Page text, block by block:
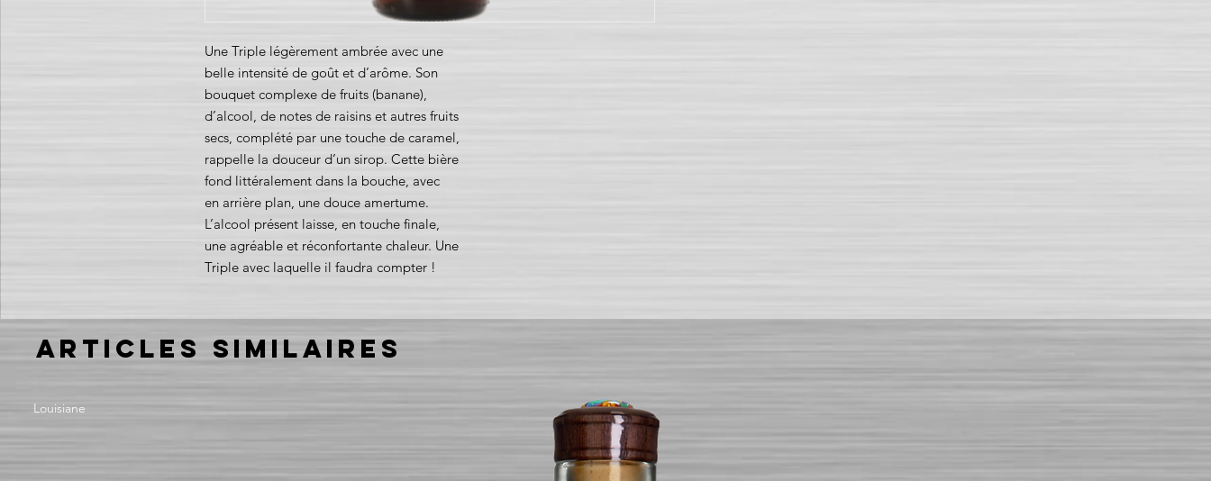
Une Triple légèrement ambrée avec une
belle intensité de goût et d’arôme. Son
bouquet complexe de fruits (banane),
d’alcool, de notes de raisins et autres fruits
secs, complété par une touche de caramel,
rappelle la douceur d’un sirop. Cette bière
fond littéralement dans la bouche, avec
en arrière plan, une douce amertume.
L’alcool présent laisse, en touche finale,
une agréable et réconfortante chaleur. Une
Triple avec laquelle il faudra compter !
Articles similaires
Louisiane